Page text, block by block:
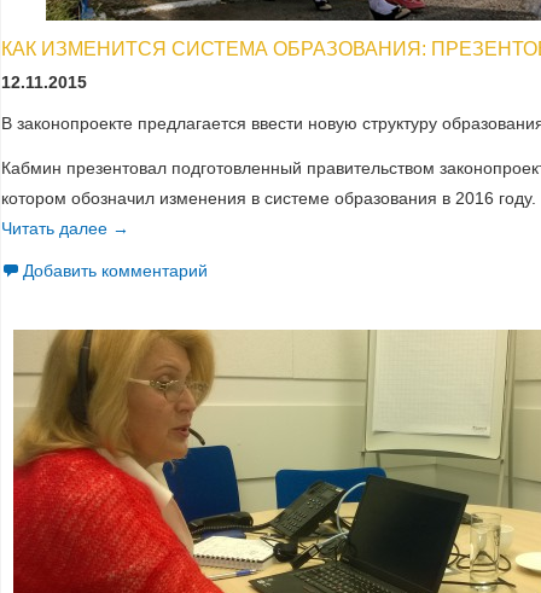
КАК ИЗМЕНИТСЯ СИСТЕМА ОБРАЗОВАНИЯ:
12.11.2015
В законопроекте предлагается ввести новую структуру
Кабмин презентовал подготовленный правительством
котором обозначил изменения в системе образования в 2016 году.
Читать далее Как изменится система образования: презентован
→
Добавить комментарий